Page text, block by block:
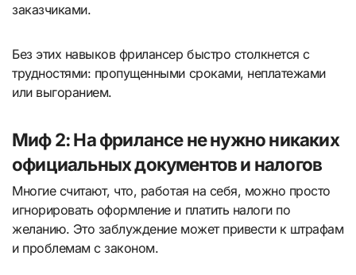
заказчиками.
Без этих навыков фрилансер быстро столкнется с
трудностями: пропущенными сроками, неплатежами
или выгоранием.
Миф 2: На фрилансе не нужно никаких
официальных документов и налогов
Многие считают, что, работая на себя, можно просто
игнорировать оформление и платить налоги по
желанию. Это заблуждение может привести к штрафам
и проблемам с законом.